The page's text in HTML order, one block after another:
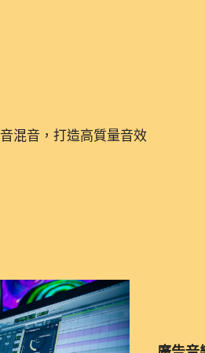
混音，打造高質量音效